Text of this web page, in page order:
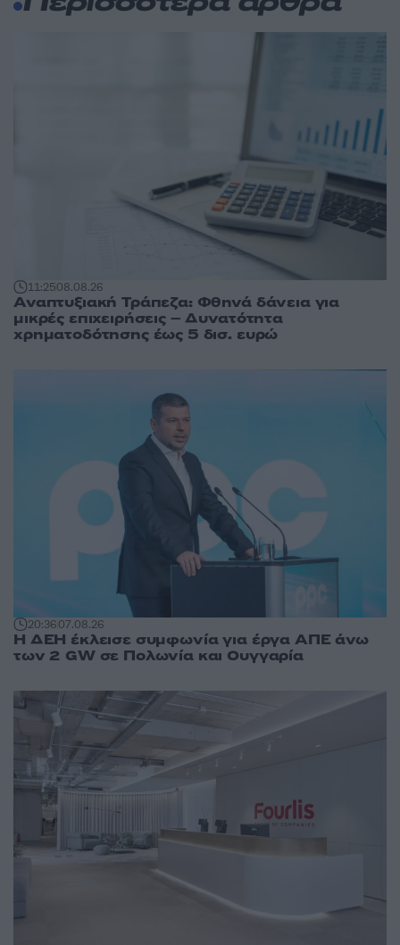
11:2508.08.26
Αναπτυξιακή Τράπεζα: Φθηνά δάνεια για
μικρές επιχειρήσεις – Δυνατότητα
χρηματοδότησης έως 5 δισ. ευρώ
20:3607.08.26
Η ΔΕΗ έκλεισε συμφωνία για έργα ΑΠΕ άνω
των 2 GW σε Πολωνία και Ουγγαρία